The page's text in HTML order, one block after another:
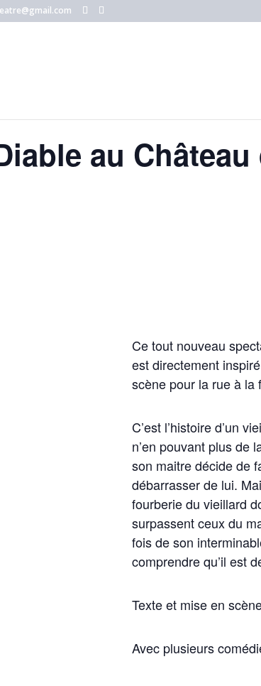
au Château
Ce tout nouveau
est directement
scène pour la rue à la
C’est l’histoire d’un
n’en pouvant plus de
son maitre décide de
débarrasser de lui.
fourberie du vieillard
surpassent ceux du
fois de son
comprendre qu’il est
Texte et mise en
Avec plusieurs